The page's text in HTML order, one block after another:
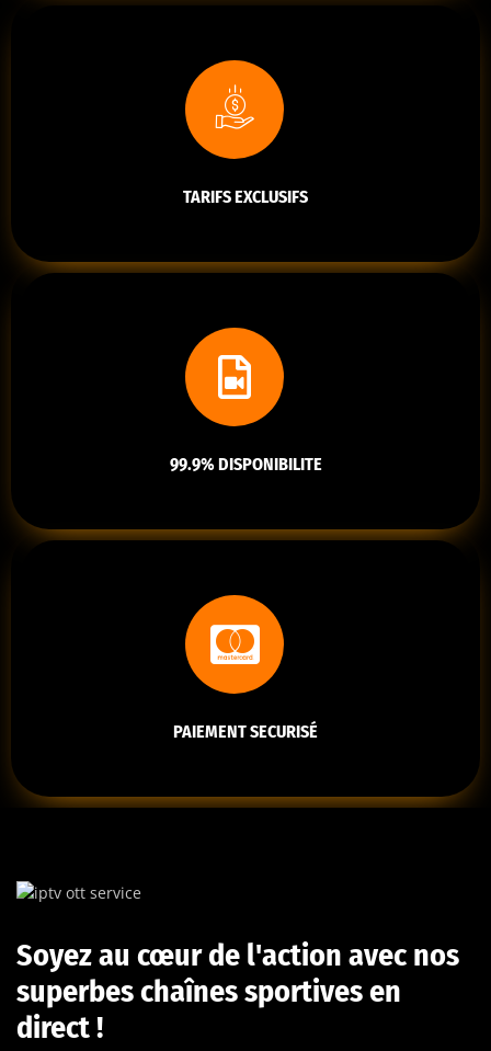
TARIFS EXCLUSIFS
99.9% DISPONIBILITE
PAIEMENT SECURISÉ
Soyez au cœur de l'action avec nos
superbes chaînes sportives en
direct !